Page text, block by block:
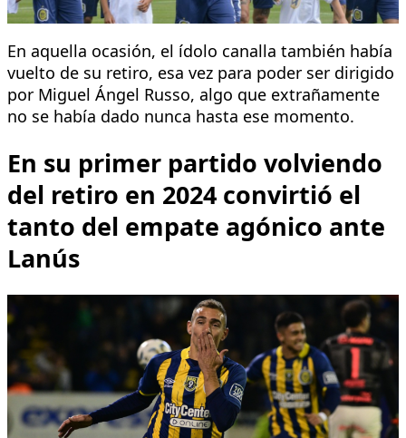
En aquella ocasión, el ídolo canalla también había
vuelto de su retiro, esa vez para poder ser dirigido
por Miguel Ángel Russo, algo que extrañamente
no se había dado nunca hasta ese momento.
En su primer partido volviendo
del retiro en 2024 convirtió el
tanto del empate agónico ante
Lanús